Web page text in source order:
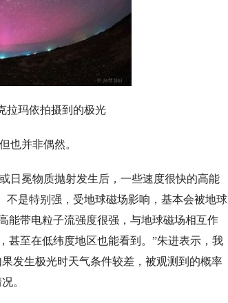
拉玛依拍摄到的极光
也并非偶然。
日冕物质抛射发生后，一些速度很快的高能
不是特别强，受地球磁场影响，基本会被地球
能带电粒子流强度很强，与地球磁场相互作
甚至在低纬度地区也能看到。”朱进表示，我
发生极光时天气条件较差，被观测到的概率
。